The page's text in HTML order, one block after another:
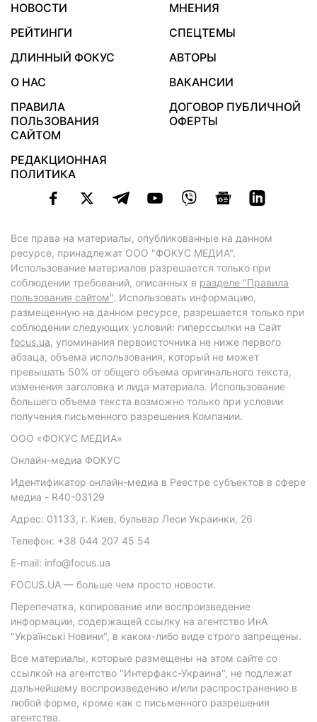
НОВОСТИ
МНЕНИЯ
РЕЙТИНГИ
СПЕЦТЕМЫ
ДЛИННЫЙ ФОКУС
АВТОРЫ
О НАС
ВАКАНСИИ
ПРАВИЛА
ПОЛЬЗОВАНИЯ
САЙТОМ
ДОГОВОР ПУБЛИЧНОЙ
ОФЕРТЫ
РЕДАКЦИОННАЯ
ПОЛИТИКА
Все права на материалы, опубликованные на данном
ресурсе, принадлежат ООО "ФОКУС МЕДИА".
Использование материалов разрешается только при
соблюдении требований, описанных в разделе "Правила
пользования сайтом". Использовать информацию,
размещенную на данном ресурсе, разрешается только при
соблюдении следующих условий: гиперссылки на Сайт
focus.ua, упоминания первоисточника не ниже первого
абзаца, объема использования, который не может
превышать 50% от общего объема оригинального текста,
изменения заголовка и лида материала. Использование
большего объема текста возможно только при условии
получения письменного разрешения Компании.
ООО «ФОКУС МЕДИА»
Онлайн-медиа ФОКУС
Идентификатор онлайн-медиа в Реестре субъектов в сфере
медиа - R40-03129
Адрес: 01133, г. Киев, бульвар Леси Украинки, 26
Телефон: +38 044 207 45 54
E-mail: info@focus.ua
FOCUS.UA — больше чем просто новости.
Перепечатка, копирование или воспроизведение
информации, содержащей ссылку на агентство ИнА
"Українські Новини", в каком-либо виде строго запрещены.
Все материалы, которые размещены на этом сайте со
ссылкой на агентство "Интерфакс-Украина", не подлежат
дальнейшему воспроизведению и/или распространению в
любой форме, кроме как с письменного разрешения
агентства.